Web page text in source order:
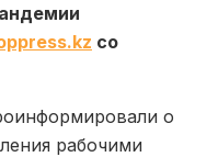
со
о
рабочими